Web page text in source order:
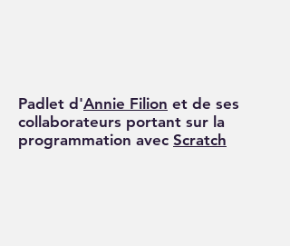
Padlet d'Annie Filion et de ses
collaborateurs portant sur la
programmation avec Scratch